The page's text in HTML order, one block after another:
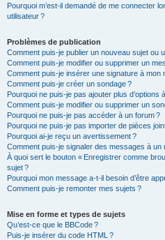
Pourquoi m’est-il demandé de me connecter
utilisateur ?
Problèmes de publication
Comment puis-je publier un nouveau sujet ou
Comment puis-je modifier ou supprimer un
Comment puis-je insérer une signature à mon
Comment puis-je créer un sondage ?
Pourquoi ne puis-je pas ajouter plus d’options
Comment puis-je modifier ou supprimer un
Pourquoi ne puis-je pas accéder à un forum ?
Pourquoi ne puis-je pas importer de pièces
Pourquoi ai-je reçu un avertissement ?
Comment puis-je signaler des messages à un
À quoi sert le bouton « Enregistrer comme
sujet ?
Pourquoi mon message a-t-il besoin d’être
Comment puis-je remonter mes sujets ?
Mise en forme et types de sujets
Qu’est-ce que le BBCode ?
Puis-je insérer du code HTML ?